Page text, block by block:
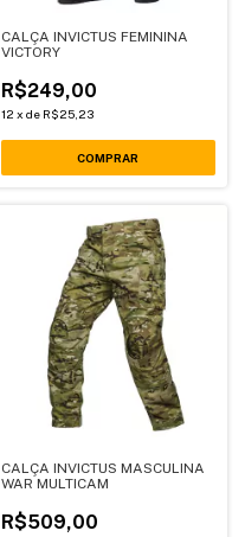
CALÇA INVICTUS FEMININA
VICTORY
R$249,00
12 x de R$25,23
COMPRAR
CALÇA INVICTUS MASCULINA
WAR MULTICAM
R$509,00